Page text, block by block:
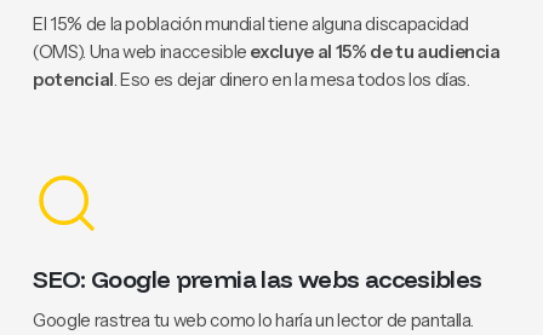
El 15% de la población mundial tiene alguna discapacidad
(OMS). Una web inaccesible excluye al 15% de tu audiencia
potencial. Eso es dejar dinero en la mesa todos los días.
SEO: Google premia las webs accesibles
Google rastrea tu web como lo haría un lector de pantalla.